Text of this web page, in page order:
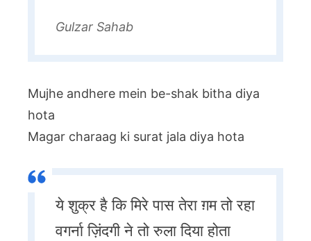
Gulzar Sahab
Mujhe andhere mein be-shak bitha diya
hota
Magar charaag ki surat jala diya hota
ये शुक्र है कि मिरे पास तेरा ग़म तो रहा
वगर्ना ज़िंदगी ने तो रुला दिया होता